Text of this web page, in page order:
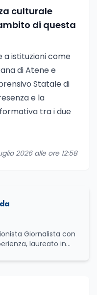
culturale
di questa
a istituzioni come
di Atene e
Statale di
e la
tra i due
2026 alle ore 12:58
Giornalista con
laureato in
di Roma,
economia. Per